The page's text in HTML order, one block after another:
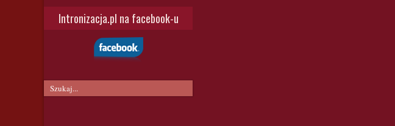
Intronizacja.pl na facebook-u